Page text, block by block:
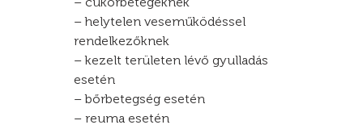
– helytelen veseműködéssel
rendelkezőknek
– kezelt területen lévő gyulladás
esetén
– bőrbetegség esetén
– reuma esetén